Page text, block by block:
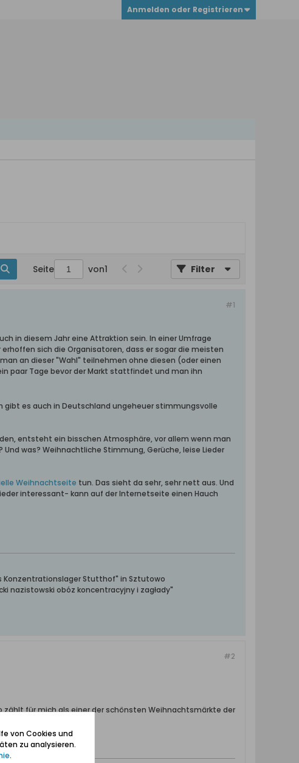
Anmelden oder Registrieren
Seite von1 Filter
#1
in diesem Jahr eine Attraktion sein. In einer Umfrage
sich die Organisatoren, dass er sogar die meisten
an dieser "Wahl" teilnehmen ohne diesen (oder einen
paar Tage bevor der Markt stattfindet und man ihn
gibt es auch in Deutschland ungeheuer stimmungsvolle
entsteht ein bisschen Atmosphäre, vor allem wenn man
was? Weihnachtliche Stimmung, Gerüche, leise Lieder
Weihnachtseite tun. Das sieht da sehr, sehr nett aus. Und
interessant- kann auf der Internetseite einen Hauch
Konzentrationslager Stutthof" in Sztutowo
nazistowski obóz koncentracyjny i zagłady"
#2
zählt für mich als einer der schönsten Weihnachtsmärkte der
von Cookies und
zu analysieren.
.